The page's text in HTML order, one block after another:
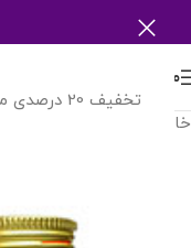
تخفیف 20 درصدی محصولات نیاک!
منو
خانه